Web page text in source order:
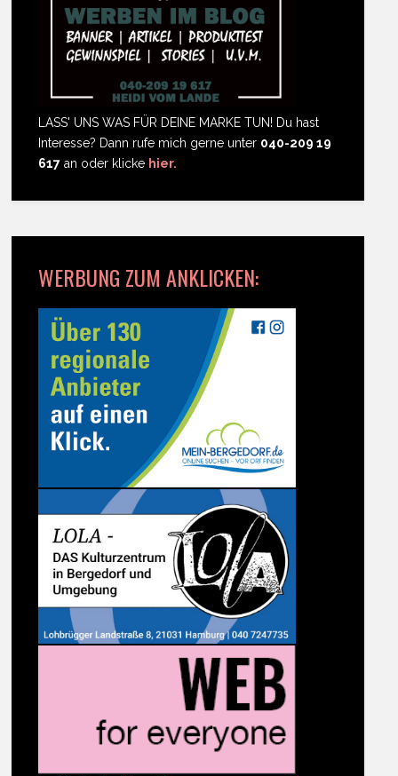
LASS' UNS WAS FÜR DEINE MARKE TUN! Du hast
Interesse? Dann rufe mich gerne unter 040-209 19
617 an oder klicke hier.
WERBUNG ZUM ANKLICKEN: